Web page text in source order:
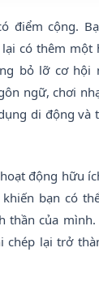
điểm cộng.
có thêm một
bỏ lỡ cơ hội
ngữ, chơi
di động và
động hữu
bạn có
thần của
lại trở